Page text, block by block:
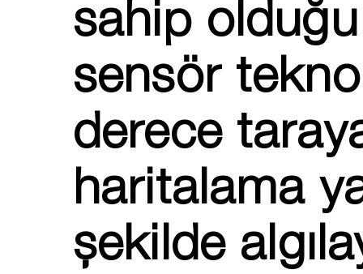
sahip
sensör
derece
haritalama
şekilde